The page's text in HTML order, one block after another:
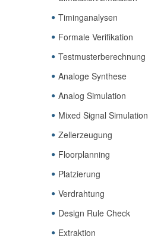
Timinganalysen
Formale Verifikation
Testmusterberechnung
Analoge Synthese
Analog Simulation
Mixed Signal Simulation
Zellerzeugung
Floorplanning
Platzierung
Verdrahtung
Design Rule Check
Extraktion